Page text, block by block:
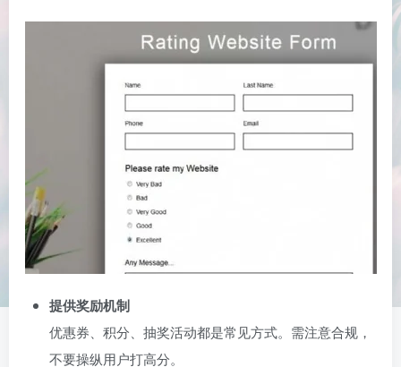
提供奖励机制
优惠券、积分、抽奖活动都是常见方式。需注意合规，
不要操纵用户打高分。